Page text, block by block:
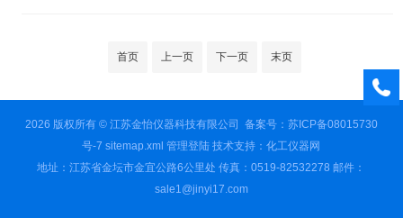
的温度。设备将水加热至预设温度，并通过温度传感器实
时监测和调节温度，确保水浴温度的稳定。同时，通过数
显面板，实验人员可以直观地观察到水浴的温度。数显恒
工反应中，温度对反应速度和产物质量有显著影响。可以
精确控制反应温度，避免温度波动...
首页 上一页 下一页 末页
2026 版权所有 © 江苏金怡仪器科技有限公司 备案号：苏ICP备08015730
号-7 sitemap.xml 管理登陆 技术支持：化工仪器网
地址：江苏省金坛市金宜公路6公里处 传真：0519-82532278 邮件：
sale1@jinyi17.com